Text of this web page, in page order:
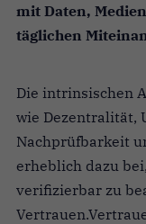
mit Daten,
täglichen
Die intrinsischen
wie Dezentralität,
Nachprüfbarkeit
erheblich dazu
verifizierbar zu